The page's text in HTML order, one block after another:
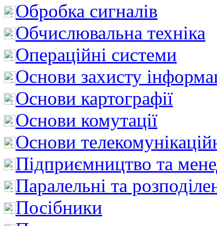
Обробка сигналів
Обчислювальна техніка
Операційні системи
Основи захисту
Основи картографії
Основи комутації
Основи
Підприємництво та
Паралельні та
Посібники